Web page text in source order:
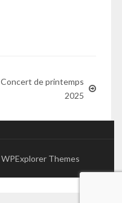
Concert de printemps
2025
WPExplorer Themes